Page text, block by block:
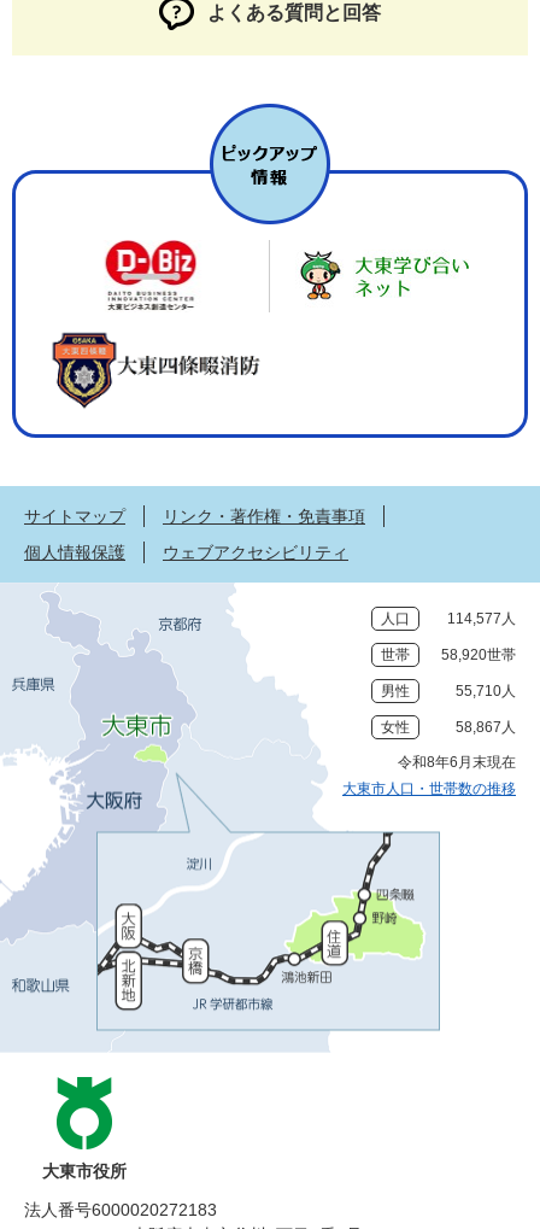
よくある質問と回答
サイトマップ
リンク・著作権・免責事項
個人情報保護
ウェブアクセシビリティ
人口 114,577人
世帯 58,920世帯
男性 55,710人
女性 58,867人
令和8年6月末現在
大東市人口・世帯数の推移
大東市役所
法人番号6000020272183